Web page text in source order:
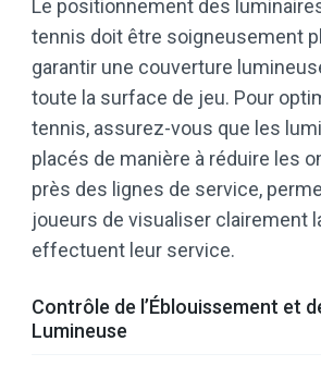
Le positionnement des
tennis doit être soigneusement
garantir une couverture
toute la surface de jeu. Pour
tennis, assurez-vous que les
placés de manière à réduire les
près des lignes de service,
joueurs de visualiser clairement
effectuent leur service.
Contrôle de l’Éblouissement et
Lumineuse